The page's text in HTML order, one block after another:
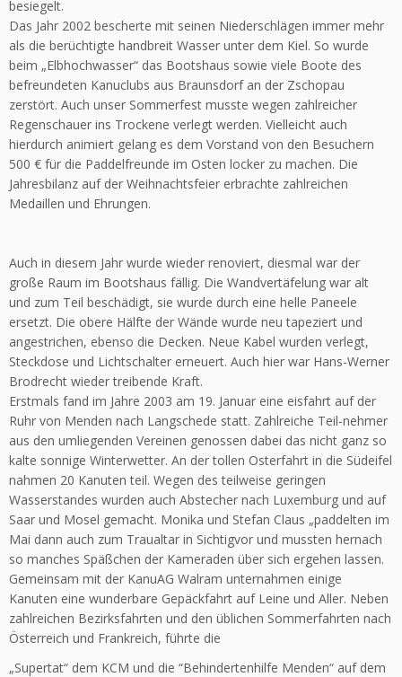
besiegelt.
Das Jahr 2002 bescherte mit seinen Niederschlägen immer mehr
als die berüchtigte handbreit Wasser unter dem Kiel. So wurde
beim „Elbhochwasser“ das Bootshaus sowie viele Boote des
befreundeten Kanuclubs aus Braunsdorf an der Zschopau
zerstört. Auch unser Sommerfest musste wegen zahlreicher
Regenschauer ins Trockene verlegt werden. Vielleicht auch
hierdurch animiert gelang es dem Vorstand von den Besuchern
500 € für die Paddelfreunde im Osten locker zu machen. Die
Jahresbilanz auf der Weihnachtsfeier erbrachte zahlreichen
Medaillen und Ehrungen.
Auch in diesem Jahr wurde wieder renoviert, diesmal war der
große Raum im Bootshaus fällig. Die Wandvertäfelung war alt
und zum Teil beschädigt, sie wurde durch eine helle Paneele
ersetzt. Die obere Hälfte der Wände wurde neu tapeziert und
angestrichen, ebenso die Decken. Neue Kabel wurden verlegt,
Steckdose und Lichtschalter erneuert. Auch hier war Hans-Werner
Brodrecht wieder treibende Kraft.
Erstmals fand im Jahre 2003 am 19. Januar eine eisfahrt auf der
Ruhr von Menden nach Langschede statt. Zahlreiche Teil-nehmer
aus den umliegenden Vereinen genossen dabei das nicht ganz so
kalte sonnige Winterwetter. An der tollen Osterfahrt in die Südeifel
nahmen 20 Kanuten teil. Wegen des teilweise geringen
Wasserstandes wurden auch Abstecher nach Luxemburg und auf
Saar und Mosel gemacht. Monika und Stefan Claus „paddelten im
Mai dann auch zum Traualtar in Sichtigvor und mussten hernach
so manches Späßchen der Kameraden über sich ergehen lassen.
Gemeinsam mit der KanuAG Walram unternahmen einige
Kanuten eine wunderbare Gepäckfahrt auf Leine und Aller. Neben
zahlreichen Bezirksfahrten und den üblichen Sommerfahrten nach
Österreich und Frankreich, führte die
„Supertat“ dem KCM und die “Behindertenhilfe Menden“ auf dem